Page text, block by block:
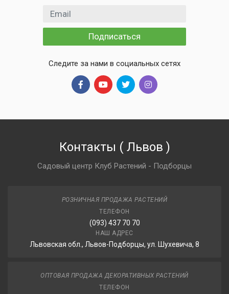
Email адрес
Подписаться
Следите за нами в социальных сетях
Контакты ( Львов )
Садовый центр Клуб Растений - Подборцы
РОЗНИЧНАЯ ПРОДАЖА РАСТЕНИЙ
ТЕЛЕФОН
(093) 437 70 70
НАШ АДРЕС
Львовская обл., Львов-Подборцы, ул. Шухевича, 8
ОПТОВАЯ ПРОДАЖА ДЕКОРАТИВНЫХ РАСТЕНИЙ
ТЕЛЕФОН